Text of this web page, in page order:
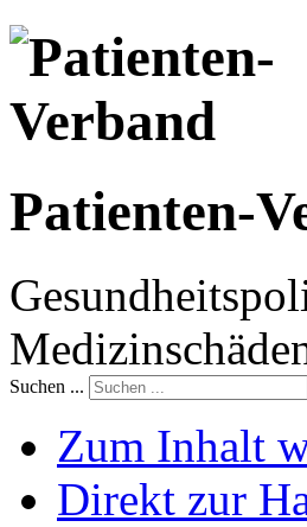
Patienten-
Suchen ...
Zum Inhalt
Direkt zur